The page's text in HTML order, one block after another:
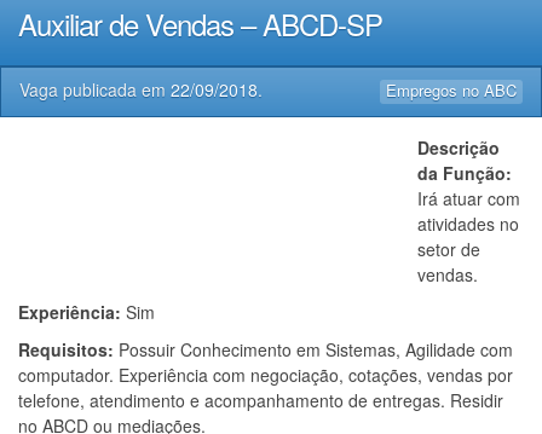
Auxiliar de Vendas – ABCD-SP
Empregos no ABC
Vaga publicada em 22/09/2018.
Descrição
da Função:
Irá atuar com
atividades no
setor de
vendas.
Experiência: Sim
Requisitos: Possuir Conhecimento em Sistemas, Agilidade com
computador. Experiência com negociação, cotações, vendas por
telefone, atendimento e acompanhamento de entregas. Residir
no ABCD ou mediações.